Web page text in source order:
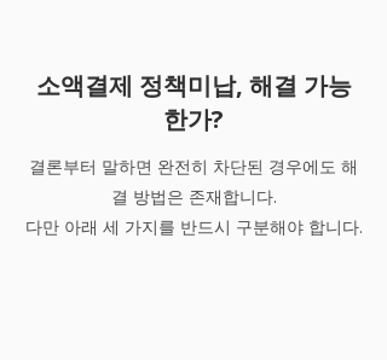
소액결제 정책미납, 해결 가능
한가?
결론부터 말하면 완전히 차단된 경우에도 해
결 방법은 존재합니다.
다만 아래 세 가지를 반드시 구분해야 합니다.